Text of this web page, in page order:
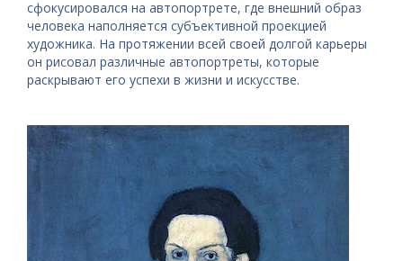
сфокусировался на автопортрете, где внешний образ
человека наполняется субъективной проекцией
художника. На протяжении всей своей долгой карьеры
он рисовал различные автопортреты, которые
раскрывают его успехи в жизни и искусстве.